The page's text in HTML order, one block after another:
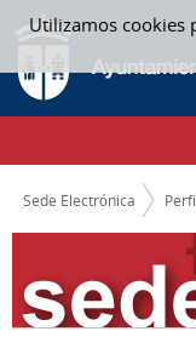
Utilizamos cookies
Saltar al contenido
2019 - ACTAS MESAS
CAMINO DE MIGAS
Sede Electrónica